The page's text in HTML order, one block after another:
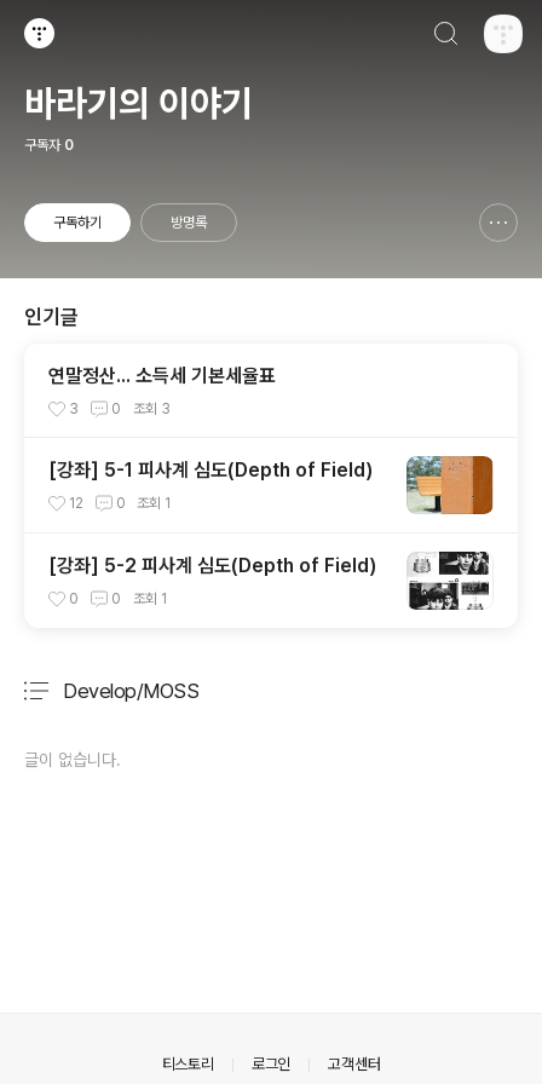
바라기의 이야기
구독자 0
구독하기 방명록
인기글
연말정산... 소득세 기본세율표
3 0 조회 3
[강좌] 5-1 피사계 심도(Depth of Field)
12 0 조회 1
[강좌] 5-2 피사계 심도(Depth of Field)
0 0 조회 1
Develop/MOSS
글이 없습니다.
티스토리 로그인 고객센터